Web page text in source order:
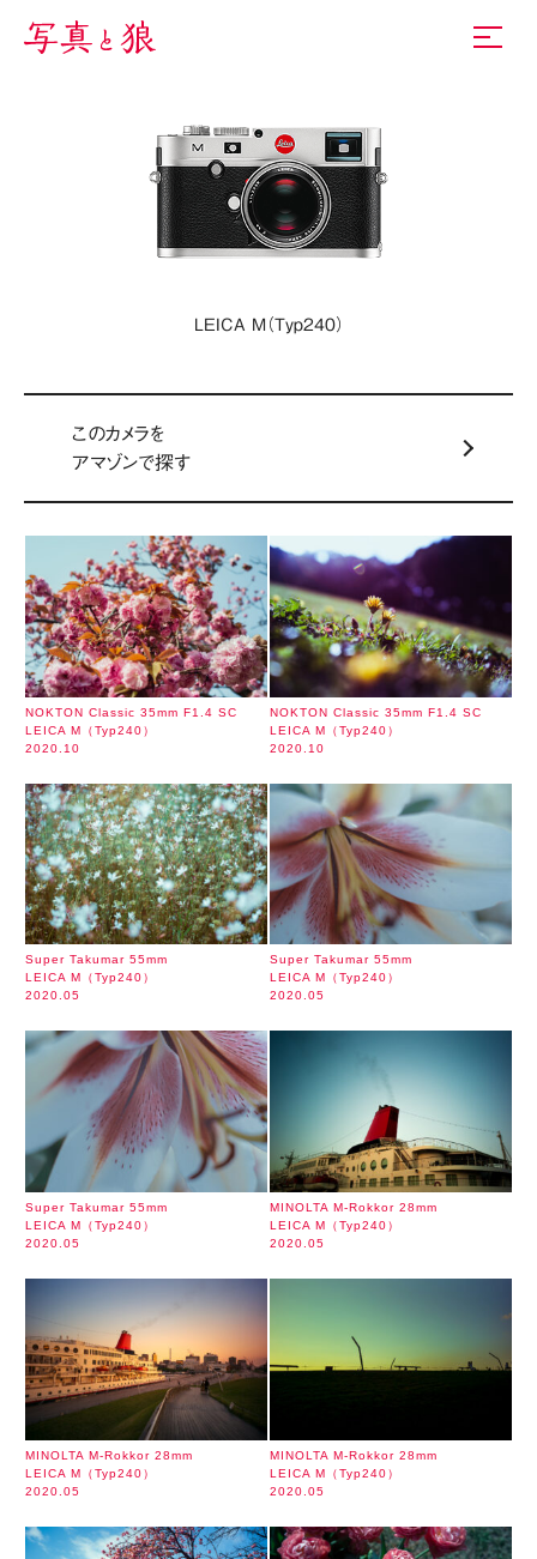
LEICA M（Typ240）
このカメラを
アマゾンで探す
NOKTON Classic 35mm F1.4 SC
LEICA M（Typ240）
2020.10
NOKTON Classic 35mm F1.4 SC
LEICA M（Typ240）
2020.10
Super Takumar 55mm
LEICA M（Typ240）
2020.05
Super Takumar 55mm
LEICA M（Typ240）
2020.05
Super Takumar 55mm
LEICA M（Typ240）
2020.05
MINOLTA M-Rokkor 28mm
LEICA M（Typ240）
2020.05
MINOLTA M-Rokkor 28mm
LEICA M（Typ240）
2020.05
MINOLTA M-Rokkor 28mm
LEICA M（Typ240）
2020.05